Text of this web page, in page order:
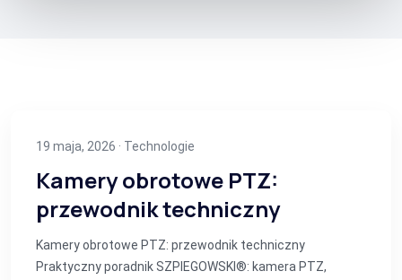
19 maja, 2026 · Technologie
Kamery obrotowe PTZ:
przewodnik techniczny
Kamery obrotowe PTZ: przewodnik techniczny
Praktyczny poradnik SZPIEGOWSKI®: kamera PTZ,